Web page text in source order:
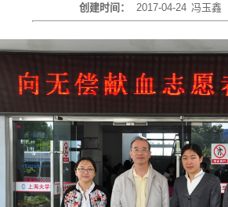
创建时间： 2017-04-24 冯玉鑫